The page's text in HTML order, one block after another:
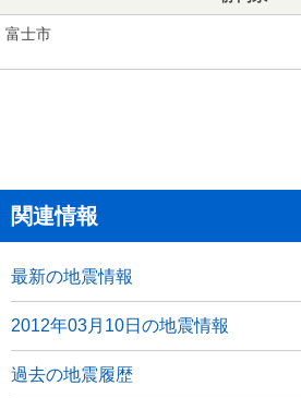
富士市
関連情報
最新の地震情報
2012年03月10日の地震情報
過去の地震履歴